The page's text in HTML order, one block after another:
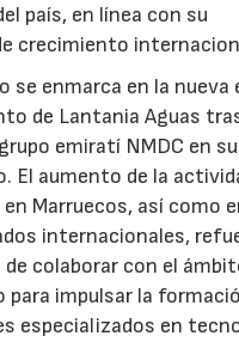
país, en línea con su
crecimiento
se enmarca en la nueva
de Lantania Aguas
emiratí NMDC en su
El aumento de la
Marruecos, así como
internacionales,
colaborar con el
para impulsar la
especializados en